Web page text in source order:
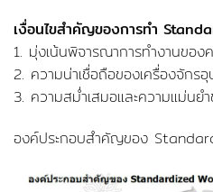
เงื่อนไขสำคัญของการทำ
1. มุ่งเน้นพิจารณาการทำงานของ
2. ความน่าเชื่อถือของเครื่องจักร
3. ความสม่ำเสมอและความแม่น
องค์ประกอบสำคัญของ